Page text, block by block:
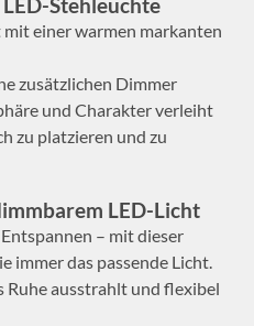
einer warmen markanten
zusätzlichen Dimmer
und Charakter verleiht
zu platzieren und zu
LED-Licht
– mit dieser
immer das passende Licht.
Ruhe ausstrahlt und flexibel